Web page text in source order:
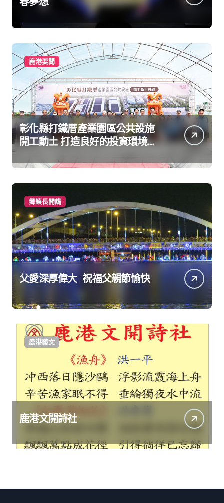
鹿港要聞
彰化縣打鐵厝產業園區公共設施
開工動土 打造良好的投資環境讓
鄉鎮長開講
父愛深厚偉大 祝福父親節愉快
鹿港藝文
鹿港文開詩社